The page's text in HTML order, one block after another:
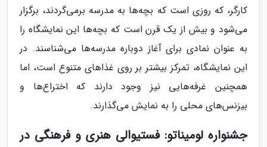
کارگر، که روزی است که بچه‌ها به مدرسه برمی‌گردند، برگزار
می‌شود و بیش از یک قرن است که بچه‌ها این نمایشگاه را
به عنوان نمادی برای آغاز دوباره مدرسه‌ها می‌شناسند. در
این نمایشگاه، تمرکز بیشتر بر روی غذاهای متنوع است، اما
همچنین غرفه‌هایی نیز وجود دارند که اختراع‌ها و
بیزنس‌های محلی را به نمایش می‌گذارند.
جشنواره لومیناتو: فستیوالی هنری و فرهنگی در